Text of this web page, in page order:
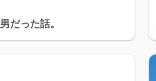
だった話。